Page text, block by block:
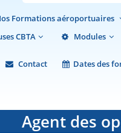
Formations aéroportuaires
CBTA
Modules
Contact Dates des
Agent des